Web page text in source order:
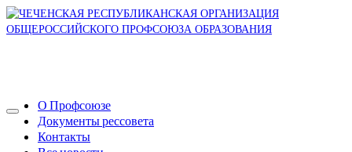
О Профсоюзе
Документы рессовета
Контакты